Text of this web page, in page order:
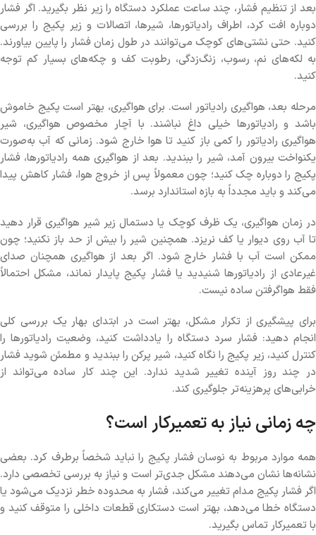
بعد از تنظیم فشار، چند ساعت عملکرد دستگاه را زیر نظر بگیرید. اگر فشار
دوباره افت کرد، اطراف رادیاتورها، شیرها، اتصالات و زیر پکیج را بررسی
کنید. حتی نشتی‌های کوچک می‌توانند در طول زمان فشار را پایین بیاورند.
به لکه‌های نم، رسوب، زنگ‌زدگی، رطوبت کف و چکه‌های بسیار کم توجه
کنید.
مرحله بعد، هواگیری رادیاتور است. برای هواگیری، بهتر است پکیج خاموش
باشد و رادیاتورها خیلی داغ نباشند. با آچار مخصوص هواگیری، شیر
هواگیری رادیاتور را کمی باز کنید تا هوا خارج شود. زمانی که آب به‌صورت
یکنواخت بیرون آمد، شیر را ببندید. بعد از هواگیری همه رادیاتورها، فشار
پکیج را دوباره چک کنید؛ چون معمولاً پس از خروج هوا، فشار کاهش پیدا
می‌کند و باید مجدداً به بازه استاندارد برسد.
در زمان هواگیری، یک ظرف کوچک یا دستمال زیر شیر هواگیری قرار دهید
تا آب روی دیوار یا کف نریزد. همچنین شیر را بیش از حد باز نکنید؛ چون
ممکن است آب با فشار خارج شود. اگر بعد از هواگیری همچنان صدای
غیرعادی از رادیاتورها شنیدید یا فشار پکیج پایدار نماند، مشکل احتمالاً
فقط هواگرفتن ساده نیست.
برای پیشگیری از تکرار مشکل، بهتر است در ابتدای بهار یک بررسی کلی
انجام دهید: فشار سرد دستگاه را یادداشت کنید، وضعیت رادیاتورها را
کنترل کنید، زیر پکیج را نگاه کنید، شیر پرکن را ببندید و مطمئن شوید فشار
در چند روز آینده تغییر شدید ندارد. این چند کار ساده می‌تواند از
خرابی‌های پرهزینه‌تر جلوگیری کند.
چه زمانی نیاز به تعمیرکار است؟
همه موارد مربوط به نوسان فشار پکیج را نباید شخصاً برطرف کرد. بعضی
نشانه‌ها نشان می‌دهند مشکل جدی‌تر است و نیاز به بررسی تخصصی دارد.
اگر فشار پکیج مدام تغییر می‌کند، فشار به محدوده خطر نزدیک می‌شود یا
دستگاه خطا می‌دهد، بهتر است دستکاری قطعات داخلی را متوقف کنید و
با تعمیرکار تماس بگیرید.